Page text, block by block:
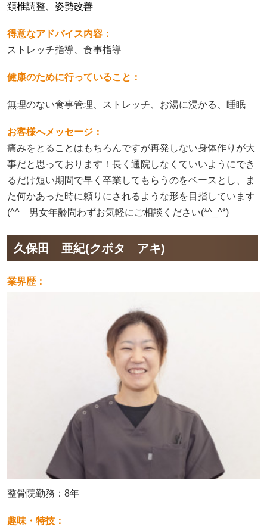
頚椎調整、姿勢改善
得意なアドバイス内容：
ストレッチ指導、食事指導
健康のために行っていること：
無理のない食事管理、ストレッチ、お湯に浸かる、睡眠
お客様へメッセージ：
痛みをとることはもちろんですが再発しない身体作りが大
事だと思っております！長く通院しなくていいようにでき
るだけ短い期間で早く卒業してもらうのをベースとし、ま
た何かあった時に頼りにされるような形を目指しています
(^^ゞ男女年齢問わずお気軽にご相談ください(*^_^*)
久保田 亜紀(クボタ アキ)
業界歴：
整骨院勤務：8年
趣味・特技：